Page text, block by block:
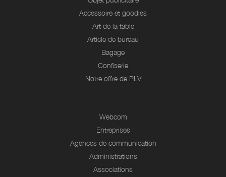
Accessoire et goodies
Art de la table
Article de bureau
Bagage
Confiserie
Notre offre de PLV
Webcom
Entreprises
Agences de communication
Administrations
Associations